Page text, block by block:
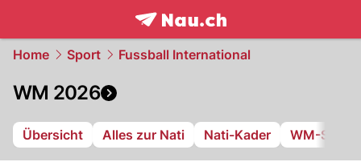
frontpage.NAU.ch
Home Sport Fussball International
WM 2026
Übersicht Alles zur Nati Nati-Kader WM-